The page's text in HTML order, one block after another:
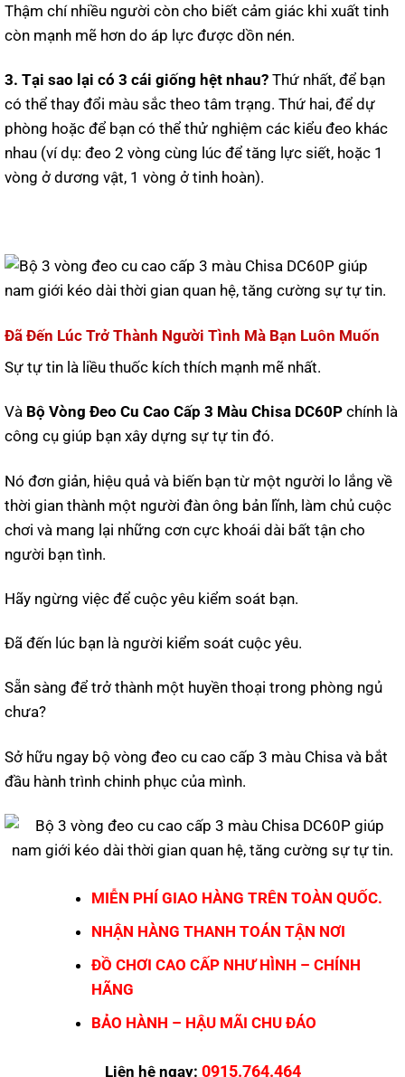
Thậm chí nhiều người còn cho biết cảm giác khi xuất tinh
còn mạnh mẽ hơn do áp lực được dồn nén.
3. Tại sao lại có 3 cái giống hệt nhau? Thứ nhất, để bạn
có thể thay đổi màu sắc theo tâm trạng. Thứ hai, để dự
phòng hoặc để bạn có thể thử nghiệm các kiểu đeo khác
nhau (ví dụ: đeo 2 vòng cùng lúc để tăng lực siết, hoặc 1
vòng ở dương vật, 1 vòng ở tinh hoàn).
Đã Đến Lúc Trở Thành Người Tình Mà Bạn Luôn Muốn
Sự tự tin là liều thuốc kích thích mạnh mẽ nhất.
Và Bộ Vòng Đeo Cu Cao Cấp 3 Màu Chisa DC60P chính là
công cụ giúp bạn xây dựng sự tự tin đó.
Nó đơn giản, hiệu quả và biến bạn từ một người lo lắng về
thời gian thành một người đàn ông bản lĩnh, làm chủ cuộc
chơi và mang lại những cơn cực khoái dài bất tận cho
người bạn tình.
Hãy ngừng việc để cuộc yêu kiểm soát bạn.
Đã đến lúc bạn là người kiểm soát cuộc yêu.
Sẵn sàng để trở thành một huyền thoại trong phòng ngủ
chưa?
Sở hữu ngay bộ vòng đeo cu cao cấp 3 màu Chisa và bắt
đầu hành trình chinh phục của mình.
MIỄN PHÍ GIAO HÀNG TRÊN TOÀN QUỐC.
NHẬN HÀNG THANH TOÁN TẬN NƠI
ĐỒ CHƠI CAO CẤP NHƯ HÌNH – CHÍNH
HÃNG
BẢO HÀNH – HẬU MÃI CHU ĐÁO
Liên hệ ngay: 0915.764.464